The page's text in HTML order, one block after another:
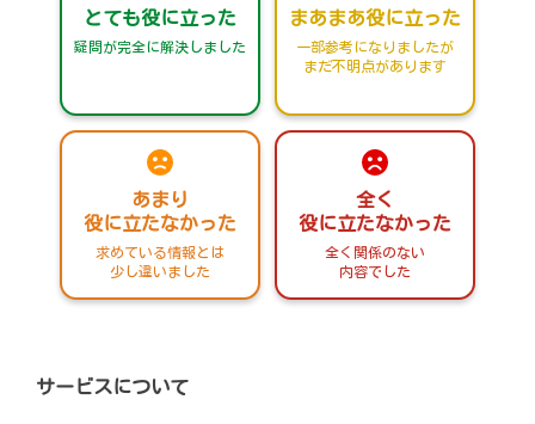
とても役に立った
疑問が完全に解決しました
まあまあ役に立った
一部参考になりましたが
まだ不明点があります
あまり
役に立たなかった
求めている情報とは
少し違いました
全く
役に立たなかった
全く関係のない
内容でした
サービスについて